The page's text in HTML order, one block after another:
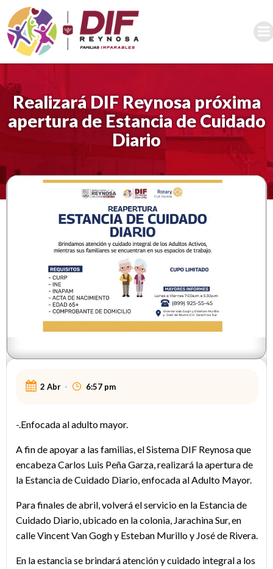
al
contenido
Realizará DIF Reynosa próxima
apertura de Estancia de Cuidado
Diario
2 Abr - 6:57 pm
-.Enfocada al adulto mayor.
A fin de apoyar a las familias, el Sistema DIF Reynosa que
encabeza Carlos Luis Peña Garza, realizará la apertura de
la Estancia de Cuidado Diario, enfocada al Adulto Mayor.
Para finales de abril, volverá el servicio en la Estancia de
Cuidado Diario, ubicado en la colonia, Jarachina Sur, en
calle Vincent Van Gogh y Esteban Murillo y José de Rivera.
En la estancia se brindará atención y cuidado integral a los